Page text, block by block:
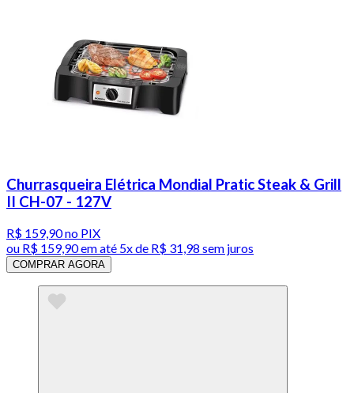
Churrasqueira Elétrica Mondial Pratic Steak & Grill
II CH-07 - 127V
R$ 159,90no PIX
ou R$ 159,90em até 5x de R$ 31,98 sem juros
COMPRAR AGORA